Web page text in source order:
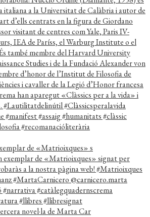
de «Matrioixques» s
novel·la de Marta Car